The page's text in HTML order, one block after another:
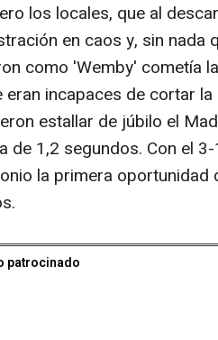
los locales, que al
en caos y, sin nada
como 'Wemby' cometía
eran incapaces de cortar
estallar de júbilo el
de 1,2 segundos. Con el
la primera
patrocinado